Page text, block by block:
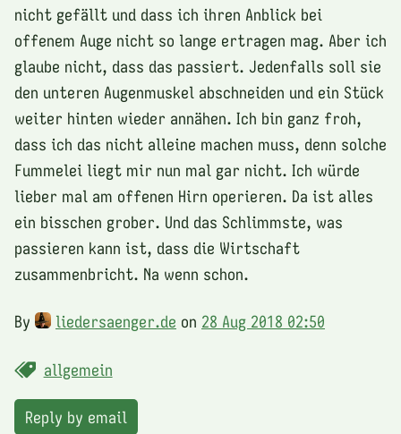
nicht gefällt und dass ich ihren Anblick bei
offenem Auge nicht so lange ertragen mag. Aber ich
glaube nicht, dass das passiert. Jedenfalls soll sie
den unteren Augenmuskel abschneiden und ein Stück
weiter hinten wieder annähen. Ich bin ganz froh,
dass ich das nicht alleine machen muss, denn solche
Fummelei liegt mir nun mal gar nicht. Ich würde
lieber mal am offenen Hirn operieren. Da ist alles
ein bisschen grober. Und das Schlimmste, was
passieren kann ist, dass die Wirtschaft
zusammenbricht. Na wenn schon.
By liedersaenger.de on 28 Aug 2018 02:50
allgemein
Reply by email